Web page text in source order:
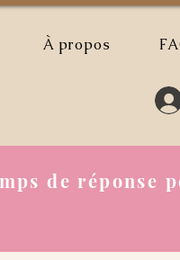
À propos
de réponse